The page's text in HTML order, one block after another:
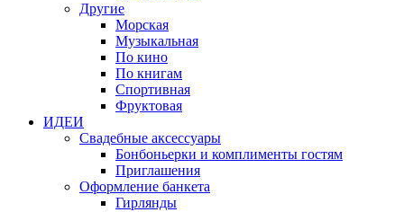
Другие
Морская
Музыкальная
По кино
По книгам
Спортивная
Фруктовая
ИДЕИ
Свадебные аксессуары
Бонбоньерки и комплименты гостям
Приглашения
Оформление банкета
Гирлянды